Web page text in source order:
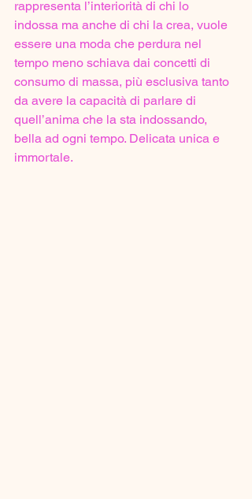
rappresenta l’interiorità di chi lo
indossa ma anche di chi la crea, vuole
essere una moda che perdura nel
tempo meno schiava dai concetti di
consumo di massa, più esclusiva tanto
da avere la capacità di parlare di
quell’anima che la sta indossando,
bella ad ogni tempo. Delicata unica e
immortale.